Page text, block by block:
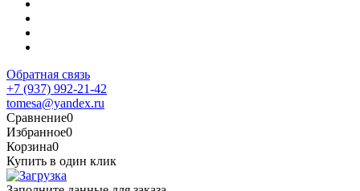
Обратная связь
+7 (937) 992-21-42
tomesa@yandex.ru
Сравнение0
Избранное0
Корзина0
Купить в один клик